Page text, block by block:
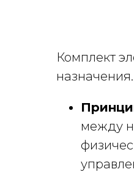
Комплект
назначения.
между